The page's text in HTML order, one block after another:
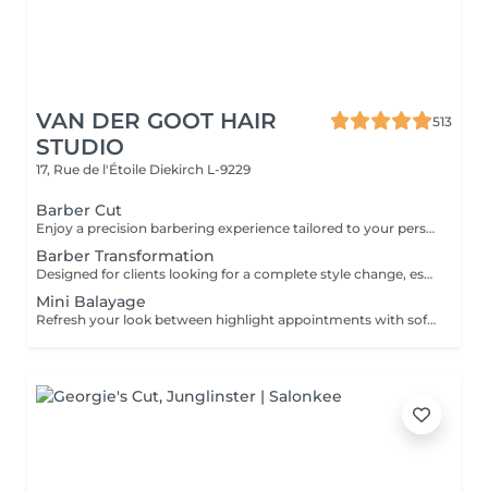
VAN DER GOOT HAIR
STUDIO
513
17, Rue de l'Étoile Diekirch L-9229
Barber Cut
Enjoy a precision barbering experience tailored to your personal style. From sharp fades to classic cuts, every detail is carefully crafted to create a clean, confident look. Finished with professional styling to ensure your haircut looks sharp and easy to maintain.
Barber Transformation
Designed for clients looking for a complete style change, especially when transitioning from longer hair to a shorter, more structured look. Your barber will take the time to consult with you, create a tailored haircut, and guide you on how to style and maintain your new look at home.
Mini Balayage
Refresh your look between highlight appointments with soft face-framing and subtle balayage accents that brighten the face. Perfect for special occasions or when you want to add light without committing to a full highlight service. Gloss and toning are included for a luminous, beautifully blended finish.